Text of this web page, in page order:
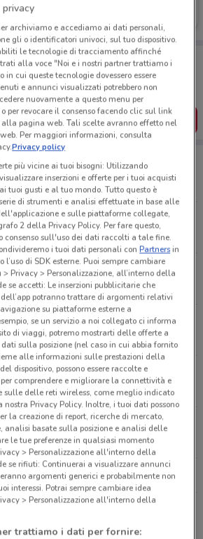
sempre con te!
le migliori offerte dei negozi vicino a te,
la tua lista del risparmio, comodamente
SCARICA L’APP
orari
61 Orio Al Serio
7 Bergamo
1 Curno
Busnago
Tutti i negozi Sephora
vicinanze
archiviamo e accediamo ai dati personali,
gli o identificatori univoci, sul tuo dispositivo.
le tecnologie di tracciamento affinché
alla voce "Noi e i nostri partner trattiamo i
in cui queste tecnologie dovessero essere
e annunci visualizzati potrebbero non
nuovamente a questo menu per
per revocare il consenso facendo clic sul link
pagina web. Tali scelte avranno effetto nel
Per maggiori informazioni, consulta
Privacy policy
più vicine ai tuoi bisogni: Utilizzando
inserzioni e offerte per i tuoi acquisti
tuoi gusti e al tuo mondo. Tutto questo è
di strumenti e analisi effettuate in base alle
e sulle piattaforme collegate,
2 della Privacy Policy. Per fare questo,
consenso sull'uso dei dati raccolti a tale fine.
i tuoi dati personali conPartnersin
di SDK esterne. Puoi sempre cambiare
Privacy > Personalizzazione, all’interno della
se accetti: Le inserzioni pubblicitarie che
potranno trattare di argomenti relativi
su piattaforme esterne a
se un servizio a noi collegato ci informa
di viaggi, potremo mostrarti delle offerte a
sulla posizione (nel caso in cui abbia fornito
alle informazioni sulle prestazioni della
dispositivo, possono essere raccolte e
comprendere e migliorare la connettività e
sulle delle reti wireless, come meglio indicato
Privacy Policy. Inoltre, i tuoi dati possono
la creazione di report, ricerche di mercato,
analisi basate sulla posizione e analisi delle
le tue preferenze in qualsiasi momento
> Personalizzazione all'interno della
se rifiuti: Continuerai a visualizzare annunci
argomenti generici e probabilmente non
interessi. Potrai sempre cambiare idea
> Personalizzazione all'interno della
trattiamo i dati per fornire: